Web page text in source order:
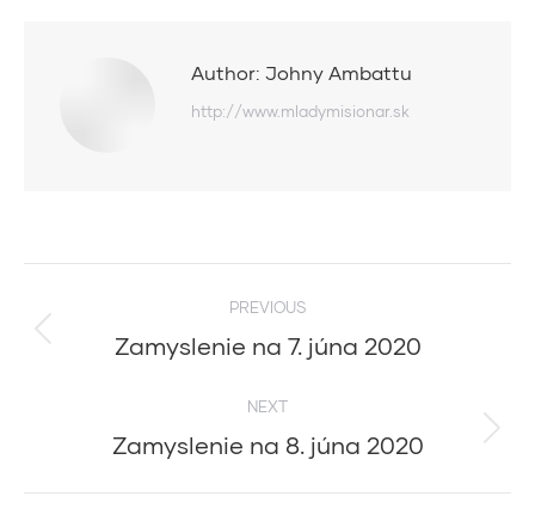
Author: Johny Ambattu
http://www.mladymisionar.sk
navigation
PREVIOUS
Previous
Zamyslenie na 7. júna 2020
NEXT
Next
Zamyslenie na 8. júna 2020